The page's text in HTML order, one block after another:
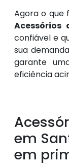
Agora o que
Acessórios
confiável e
sua
garante
eficiência
em
em